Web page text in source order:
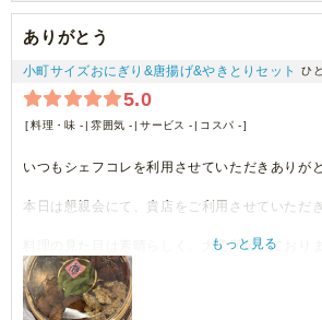
ありがとう
小町サイズおにぎり&唐揚げ&やきとりセット ひ
5.0
料理・味 - 雰囲気 - サービス - コスパ -
いつもシェフコレを利用させていただきありが
本日は懇親会にて、貴店をご利用させていただ
料理の見た目は素晴らしく、大変満足しておりま
機会がございましたら、ぜひご利用させていた
もっと見る